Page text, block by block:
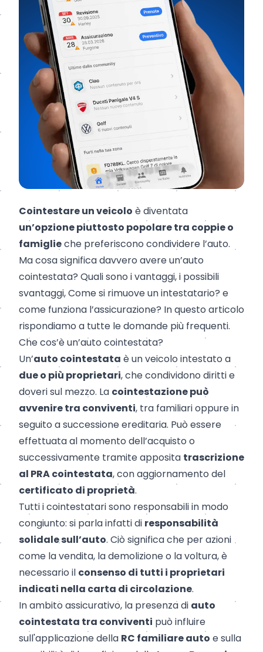
Cointestare un veicolo è diventata
un’opzione piuttosto popolare tra coppie o
famiglieche preferiscono condividere l’auto.
Ma cosa significa davvero avere un’auto
cointestata? Quali sono i vantaggi, i possibili
svantaggi,Come si rimuove un intestatario? e
come funziona l’assicurazione? In questo articolo
rispondiamo a tutte le domande più frequenti.
Che cos’è un’auto cointestata?
Un’auto cointestata è un veicolo intestato a
due o più proprietari, che condividono diritti e
doveri sul mezzo. La cointestazione può
avvenire tra conviventi, tra familiari oppure in
seguito a successione ereditaria. Può essere
effettuata al momento dell’acquisto o
successivamente tramite apposita trascrizione
al PRA cointestata, con aggiornamento del
certificato di proprietà.
Tutti i cointestatari sono responsabili in modo
congiunto: si parla infatti di responsabilità
solidale sull’auto. Ciò significa che per azioni
come la vendita, la demolizione o la voltura, è
necessario il consenso di tutti i proprietari
indicati nella carta di circolazione.
In ambito assicurativo, la presenza di auto
cointestata tra conviventi può influire
sull'applicazione della RC familiare auto e sulla